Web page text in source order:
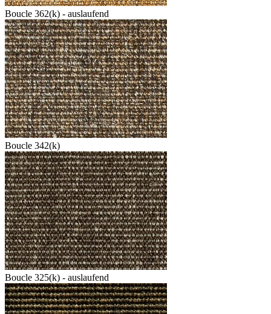
Boucle 362(k) - auslaufend
Boucle 342(k)
Boucle 325(k) - auslaufend